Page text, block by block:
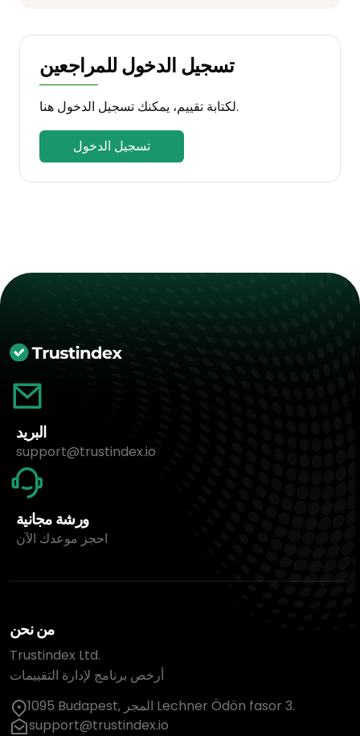
تسجيل الدخول للمراجعين
لكتابة تقييم، يمكنك تسجيل الدخول هنا.
تسجيل الدخول
البريد
support@trustindex.io
ورشة مجانية
احجز موعدك الآن
من نحن
Trustindex Ltd.
أرخص برنامج لإدارة التقييمات
1095 Budapest, المجر Lechner Ödön fasor 3.
support@trustindex.io